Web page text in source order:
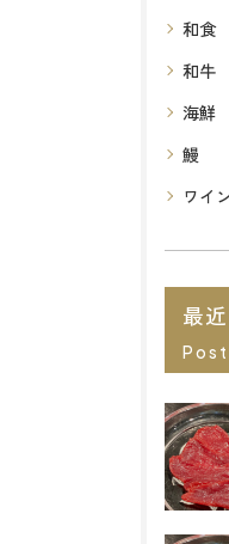
和食
和牛
海鮮
鰻
ワイ
最